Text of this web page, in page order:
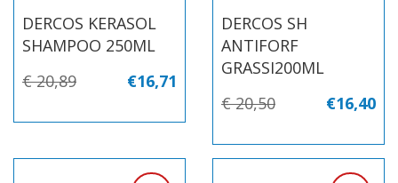
DERCOS KERASOL
SHAMPOO 250ML
€ 20,89 €16,71
DERCOS SH
ANTIFORF
GRASSI200ML
€ 20,50 €16,40